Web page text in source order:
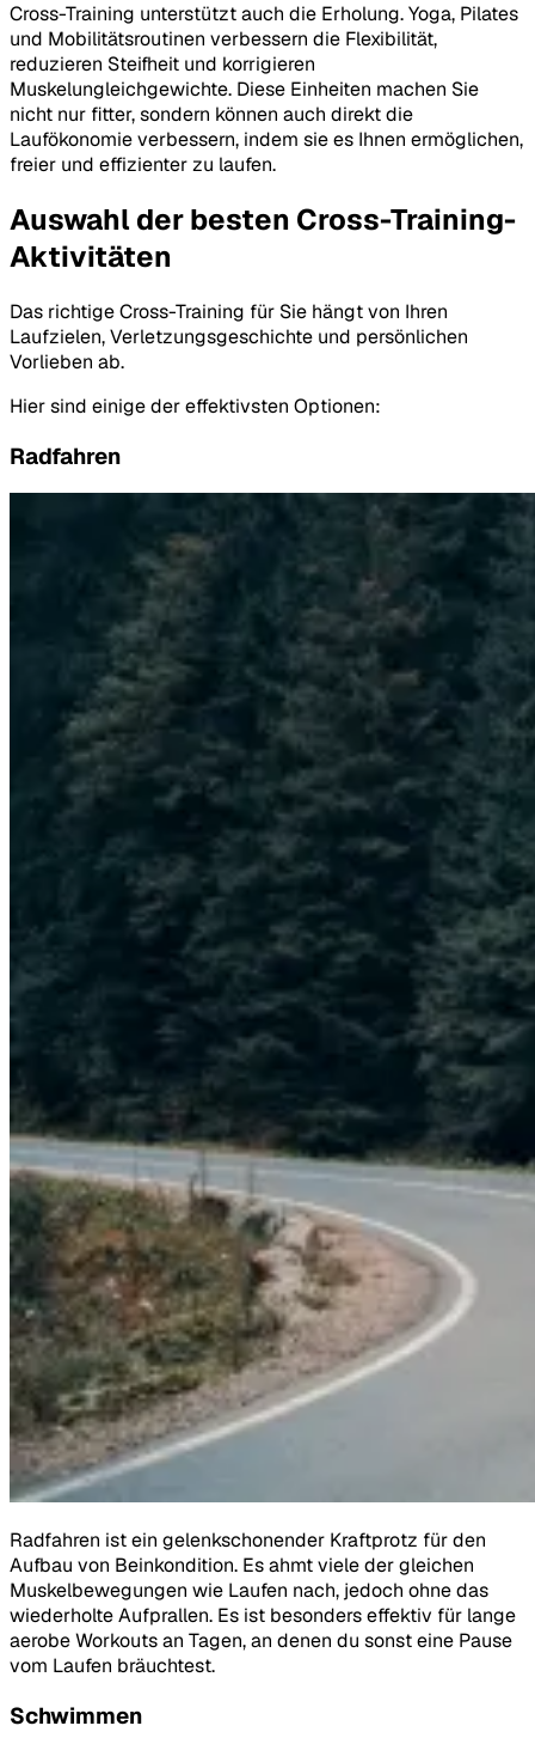
Cross-Training unterstützt auch die Erholung. Yoga, Pilates
und Mobilitätsroutinen verbessern die Flexibilität,
reduzieren Steifheit und korrigieren
Muskelungleichgewichte. Diese Einheiten machen Sie
nicht nur fitter, sondern können auch direkt die
Laufökonomie verbessern, indem sie es Ihnen ermöglichen,
freier und effizienter zu laufen.
Auswahl der besten Cross-Training-
Aktivitäten
Das richtige Cross-Training für Sie hängt von Ihren
Laufzielen, Verletzungsgeschichte und persönlichen
Vorlieben ab.
Hier sind einige der effektivsten Optionen:
Radfahren
Radfahren ist ein gelenkschonender Kraftprotz für den
Aufbau von Beinkondition. Es ahmt viele der gleichen
Muskelbewegungen wie Laufen nach, jedoch ohne das
wiederholte Aufprallen. Es ist besonders effektiv für lange
aerobe Workouts an Tagen, an denen du sonst eine Pause
vom Laufen bräuchtest.
Schwimmen